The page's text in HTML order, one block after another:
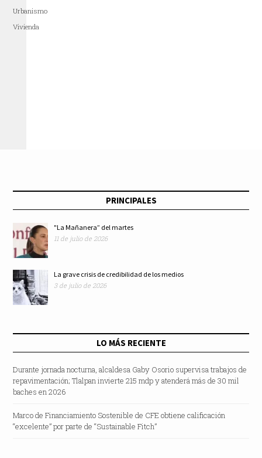
Urbanismo
Vivienda
PRINCIPALES
"La Mañanera” del martes
11 de julio de 2026
La grave crisis de credibilidad de los medios
3 de julio de 2026
LO MÁS RECIENTE
Durante jornada nocturna, alcaldesa Gaby Osorio supervisa trabajos de
repavimentación; Tlalpan invierte 215 mdp y atenderá más de 30 mil
baches en 2026
Marco de Financiamiento Sostenible de CFE obtiene calificación
“excelente” por parte de “Sustainable Fitch”